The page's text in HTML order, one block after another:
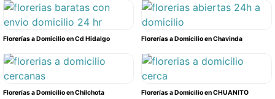
Florerías a Domicilio en Cd Hidalgo Florerías a Domicilio en Chavinda
Florerías a Domicilio en Chilchota Florerías a Domicilio en CHUANITO